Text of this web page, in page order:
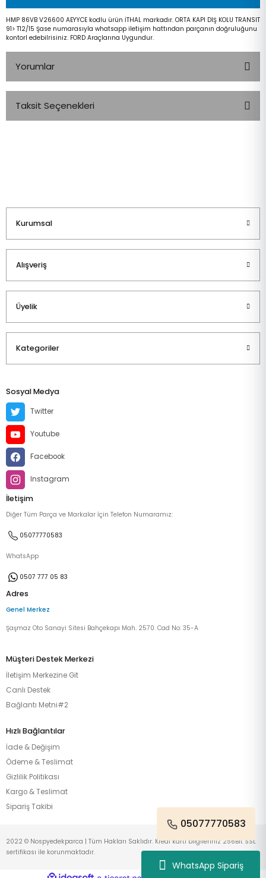
WhatsApp Sipariş
HMP 86VB V26600 AEYYCE kodlu ürün İTHAL markadır. ORTA KAPI DIŞ KOLU TRANSIT
91> T12/15 Şase numarasıyla whatsapp iletişim hattından parçanın doğruluğunu
kontorl edebilrisiniz. FORD Araçlarına Uygundur.
Yorumlar
Taksit Seçenekleri
Kurumsal
Alışveriş
Üyelik
Kategoriler
Sosyal Medya
Twitter
Youtube
Facebook
Instagram
İletişim
Diğer Tüm Parça ve Markalar İçin Telefon Numaramız:
05077770583
WhatsApp
0507 777 05 83
Adres
Genel Merkez
Şaşmaz Oto Sanayi Sitesi Bahçekapı Mah. 2570. Cad No: 35-A
Müşteri Destek Merkezi
İletişim Merkezine Git
Canlı Destek
Bağlantı Metni#2
Hızlı Bağlantılar
İade & Değişim
Ödeme & Teslimat
Gizlilik Politikası
Kargo & Teslimat
Sipariş Takibi
05077770583
2022 © Nospyedekparca | Tüm Hakları Saklıdır. Kredi kartı bilgileriniz 256Bit SSL
sertifikası ile korunmaktadır.